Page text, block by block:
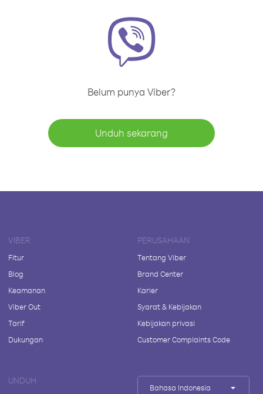
Belum punya Viber?
Unduh sekarang
VIBER
Fitur
Blog
Keamanan
Viber Out
Tarif
Dukungan
PERUSAHAAN
Tentang Viber
Brand Center
Karier
Syarat & Kebijakan
Kebijakan privasi
Customer Complaints Code
UNDUH
Bahasa Indonesia